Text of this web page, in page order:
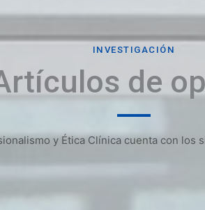
INVESTIGACIÓN
de
y Ética Clínica cuenta con